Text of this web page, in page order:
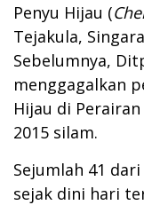
Penyu Hijau (
Tejakula,
Sebelumnya,
menggagalkan
Hijau di
2015 silam.
Sejumlah 41
sejak dini hari